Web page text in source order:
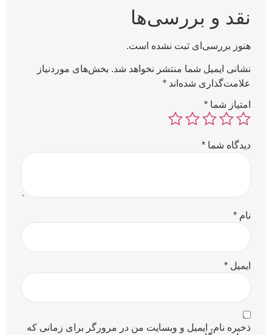
نقد و بررسی‌ها
هنوز بررسی‌ای ثبت نشده است.
نشانی ایمیل شما منتشر نخواهد شد. بخش‌های موردنیاز
علامت‌گذاری شده‌اند *
امتیاز شما *
دیدگاه شما *
نام *
ایمیل *
ذخیره نام، ایمیل و وبسایت من در مرورگر برای زمانی که